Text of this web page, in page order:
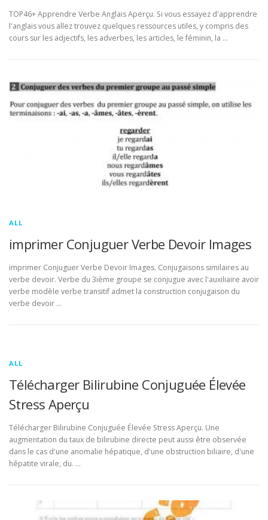
TOP46+ Apprendre Verbe Anglais Aperçu. Si vous essayez d'apprendre
l'anglais vous allez trouvez quelques ressources utiles, y compris des
cours sur les adjectifs, les adverbes, les articles, le féminin, la …
ALL
imprimer Conjuguer Verbe Devoir Images
imprimer Conjuguer Verbe Devoir Images. Conjugaisons similaires au
verbe devoir. Verbe du 3ième groupe se conjugue avec l'auxiliaire avoir
verbe modèle verbe transitif admet la construction conjugaison du
verbe devoir …
ALL
Télécharger Bilirubine Conjuguée Élevée
Stress Aperçu
Télécharger Bilirubine Conjuguée Élevée Stress Aperçu. Une
augmentation du taux de bilirubine directe peut aussi être observée
dans le cas d'une anomalie hépatique, d'une obstruction biliaire, d'une
hépatite virale, du. …